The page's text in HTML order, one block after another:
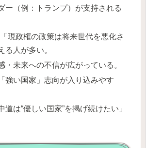
ー（例：トランプ）が支持される
現政権の政策は将来世代を悪化さ
る人が多い。
・未来への不信が広がっている。
強い国家」志向が入り込みやす
道は“優しい国家”を掲げ続けたい」